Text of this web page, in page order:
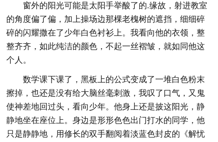
窗外的阳光可能是太阳手举酸了的.缘故，射进教室
的角度偏了偏，加上操场边那棵老槐树的遮挡，细细碎
碎的闪耀撒在了少年白色衬衫上。我看向他的衣领，整
整齐齐，如此纯洁的颜色，不起一丝褶皱，就如同他这
个人。
数学课下课了，黑板上的公式变成了一堆白色粉末
擦掉，也还是没有给大脑丝毫刺激，我叹了口气，又鬼
使神差地回过头，看向少年。他身上还是披这阳光，静
静地坐在座位上。身边是形形色色出门打水的同学，他
只是静静地，用修长的双手翻阅着淡蓝色封皮的《解忧